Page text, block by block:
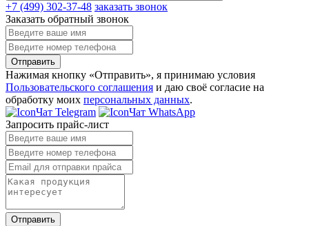
+7 (499) 302-37-48 заказать звонок
Заказать обратный звонок
Отправить
Нажимая кнопку «Отправить», я принимаю условия
Пользовательского соглашения и даю своё согласие на
обработку моих персональных данных.
Чат Telegram
Чат WhatsApp
Запросить прайс-лист
Отправить